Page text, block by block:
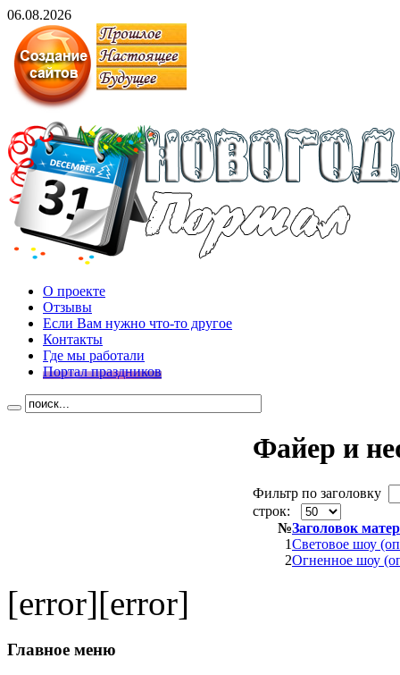
06.08.2026
О проекте
Отзывы
Если Вам нужно что-то другое
Контакты
Где мы работали
Портал праздников
Файер и
Фильтр по заголовку
строк:
№Заголовок
1Световое шоу
2Огненное шоу
[error][error]
Главное меню